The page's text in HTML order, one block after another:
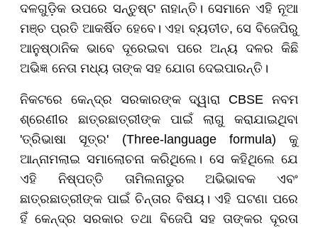
ଦଳଗୁଡ଼ିକ ଉପରେ ସନ୍ତୁଷ୍ଟ ନାହାନ୍ତି। ସେମାନେ ଏହି ନୂଆ
ମଞ୍ଚ ପ୍ରତି ଆକର୍ଷିତ ହେବେ। ଏହା ବ୍ୟତୀତ, ସେ ବିଜେପିରୁ
ଆନୁଷ୍ଠାନିକ ଭାବେ ଦୂରେଇବା ପରେ ଅନ୍ୟ ଦଳର କିଛି
ଅଭିଜ୍ଞ ନେତା ମଧ୍ୟ ତାଙ୍କ ସହ ଯୋଗ ଦେଇପାରନ୍ତି।
ନିକଟରେ କେନ୍ଦ୍ର ସରକାରଙ୍କ ଦ୍ୱାରା CBSE ନବମ
ଶ୍ରେଣୀର ଛାତ୍ରଛାତ୍ରୀଙ୍କ ପାଇଁ ଲାଗୁ କରାଯାଇଥିବା
'ତ୍ରିଭାଷା ସୂତ୍ର' (Three-language formula) କୁ
ଆନ୍ନାମଲାଇ ସମାଲୋଚନା କରିଥିଲେ। ସେ କହିଥିଲେ ଯେ
ଏହି ନିଷ୍ପତ୍ତି ତାମିଲନାଡୁର ଅଭିଭାବକ ଏବଂ
ଛାତ୍ରଛାତ୍ରୀଙ୍କ ପାଇଁ ଚିନ୍ତାର ବିଷୟ। ଏହି ଘଟଣା ପରେ
ହିଁ କେନ୍ଦ୍ର ସରକାର ତଥା ବିଜେପି ସହ ତାଙ୍କର ଦୂରତା